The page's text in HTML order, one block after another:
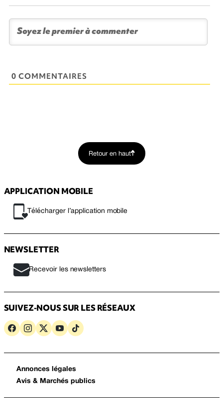
0 COMMENTAIRES
Retour en haut
APPLICATION MOBILE
Télécharger l’application mobile
NEWSLETTER
Recevoir les newsletters
SUIVEZ-NOUS SUR LES RÉSEAUX
Annonces légales
Avis & Marchés publics